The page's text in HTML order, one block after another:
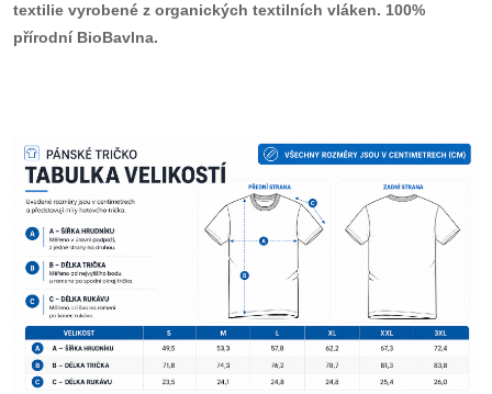
textilie vyrobené z organických textilních vláken. 100%
přírodní BioBavlna.